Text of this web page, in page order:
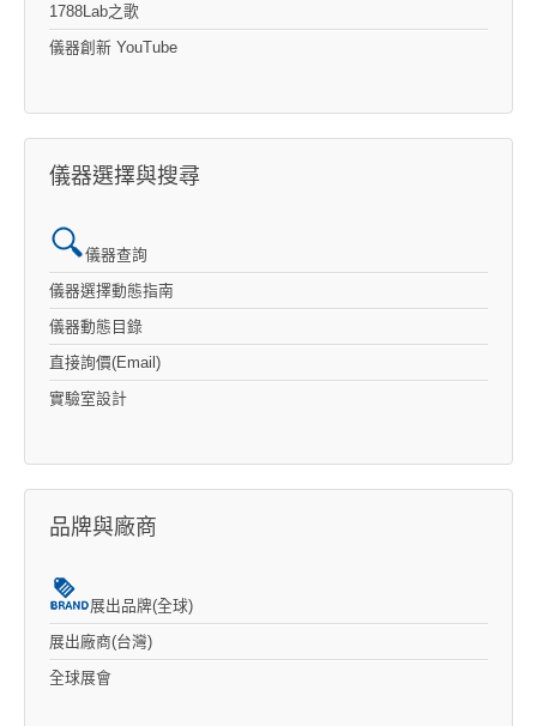
1788Lab之歌
儀器創新 YouTube
儀器選擇與搜尋
儀器查詢
儀器選擇動態指南
儀器動態目錄
直接詢價(Email)
實驗室設計
品牌與廠商
展出品牌(全球)
展出廠商(台灣)
全球展會